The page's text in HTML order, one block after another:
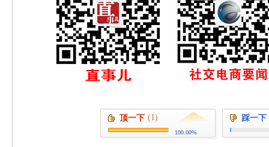
顶一下 (1)
100.00%
踩一下